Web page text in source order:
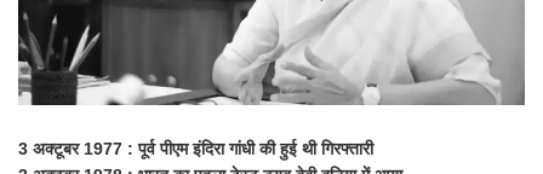
3 अक्टूबर 1977 : पूर्व पीएम इंदिरा गांधी की हुई थी गिरफ्तारी